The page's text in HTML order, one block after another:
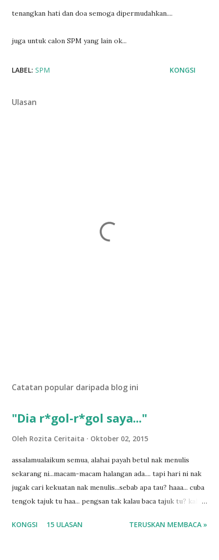
tenangkan hati dan doa semoga dipermudahkan....
juga untuk calon SPM yang lain ok...
LABEL: SPM KONGSI
Ulasan
Catatan popular daripada blog ini
"Dia r*gol-r*gol saya..."
Oleh Rozita Ceritaita Oktober 02, 2015
assalamualaikum semua, alahai payah betul nak menulis
sekarang ni...macam-macam halangan ada.... tapi hari ni nak
jugak cari kekuatan nak menulis...sebab apa tau? haaa... cuba
tengok tajuk tu haa... pengsan tak kalau baca tajuk tu? kalau
tau? yang sebut tu anak aku....diulangi ANAK AKU ....adoiiii
KONGSI 15 ULASAN TERUSKAN MEMBACA »